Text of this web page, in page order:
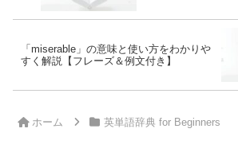
「miserable」の意味と使い方をわかりや
すく解説【フレーズ＆例文付き】
ホーム 英単語辞典 for Beginners